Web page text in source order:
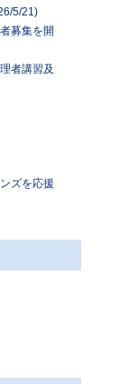
5/21)
募集を開
者講習及
ズを応援